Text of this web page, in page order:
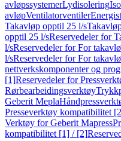
avløpssystemerLydisolering
avløpVentilatorventiler
Takavløp opptil 25 l/s
opptil 25 l/sReservedeler for
l/sReservedeler for For
l/sReservedeler for For
nettverkskomponenter og
[1]Reservedeler for
Rørbearbeidingsverktøy
Geberit Mepla
Presseverktøy kompatibilitet
Verktøy for Geberit Mapress
kompatibilitet [1] / [2]